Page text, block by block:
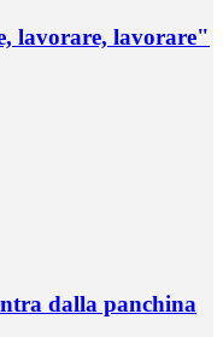
lavorare, lavorare"
dalla panchina